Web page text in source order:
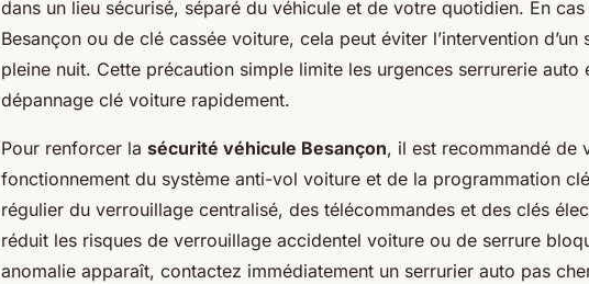
dans un lieu sécurisé, séparé du véhicule et de votre quotidien. En
Besançon ou de clé cassée voiture, cela peut éviter l’intervention d’un
pleine nuit. Cette précaution simple limite les urgences serrurerie auto
dépannage clé voiture rapidement.
Pour renforcer la sécurité véhicule Besançon, il est recommandé de
fonctionnement du système anti-vol voiture et de la programmation
régulier du verrouillage centralisé, des télécommandes et des clés
réduit les risques de verrouillage accidentel voiture ou de serrure
anomalie apparaît, contactez immédiatement un serrurier auto pas